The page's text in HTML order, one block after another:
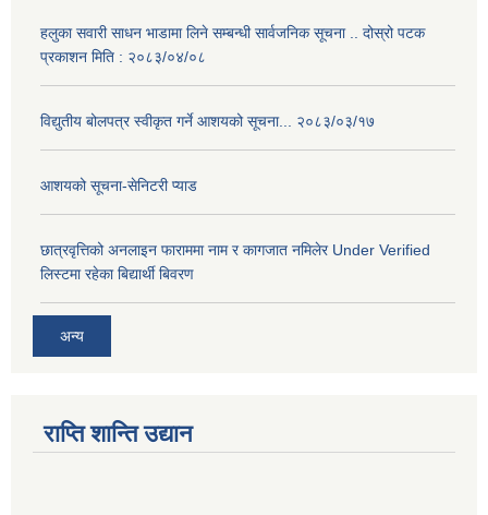
हलुका सवारी साधन भाडामा लिने सम्बन्धी सार्वजनिक सूचना .. दोस्रो पटक
प्रकाशन मिति : २०८३/०४/०८
विद्युतीय बोलपत्र स्वीकृत गर्ने आशयको सूचना... २०८३/०३/१७
आशयको सूचना-सेनिटरी प्याड
छात्रवृत्तिको अनलाइन फाराममा नाम र कागजात नमिलेर Under Verified
लिस्टमा रहेका बिद्यार्थी बिवरण
अन्य
राप्ति शान्ति उद्यान